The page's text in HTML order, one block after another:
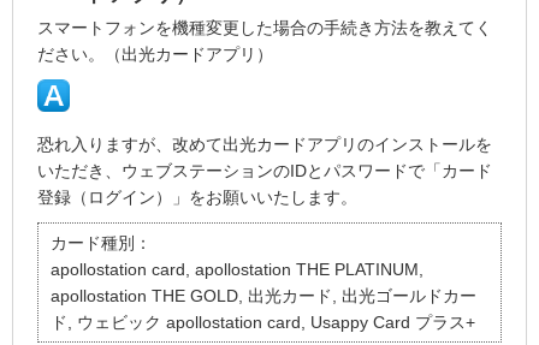
スマートフォンを機種変更した場合の手続き方法を教えてく
ださい。（出光カードアプリ）
恐れ入りますが、改めて出光カードアプリのインストールを
いただき、ウェブステーションのIDとパスワードで「カード
登録（ログイン）」をお願いいたします。
カード種別：
apollostation card, apollostation THE PLATINUM,
apollostation THE GOLD, 出光カード, 出光ゴールドカー
ド, ウェビック apollostation card, Usappy Card プラス+